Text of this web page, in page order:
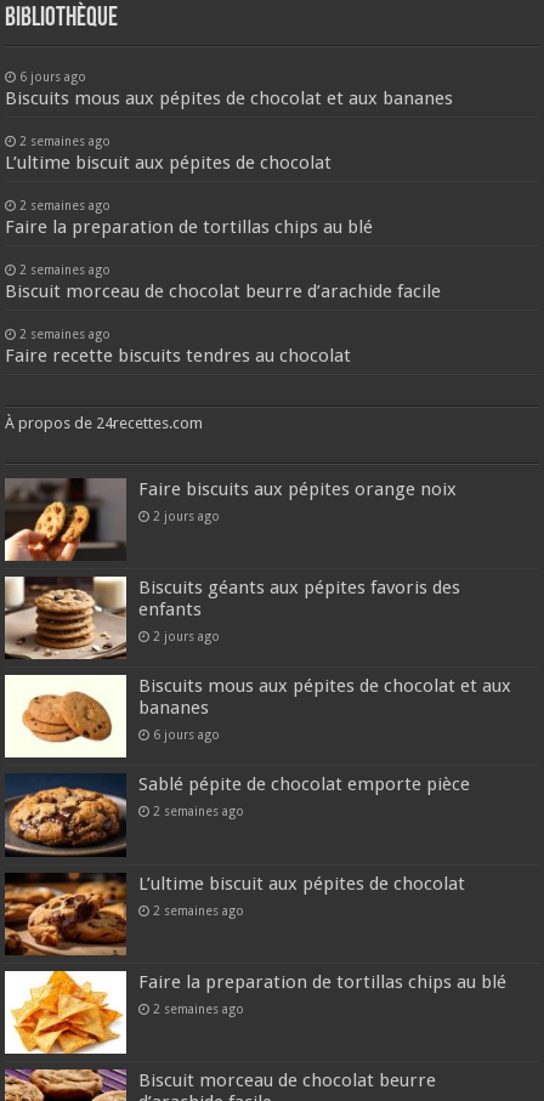
Bibliothèque
6 jours ago
Biscuits mous aux pépites de chocolat et aux bananes
2 semaines ago
L’ultime biscuit aux pépites de chocolat
2 semaines ago
Faire la preparation de tortillas chips au blé
2 semaines ago
Biscuit morceau de chocolat beurre d’arachide facile
2 semaines ago
Faire recette biscuits tendres au chocolat
À propos de 24recettes.com
Faire biscuits aux pépites orange noix
2 jours ago
Biscuits géants aux pépites favoris des
enfants
2 jours ago
Biscuits mous aux pépites de chocolat et aux
bananes
6 jours ago
Sablé pépite de chocolat emporte pièce
2 semaines ago
L’ultime biscuit aux pépites de chocolat
2 semaines ago
Faire la preparation de tortillas chips au blé
2 semaines ago
Biscuit morceau de chocolat beurre